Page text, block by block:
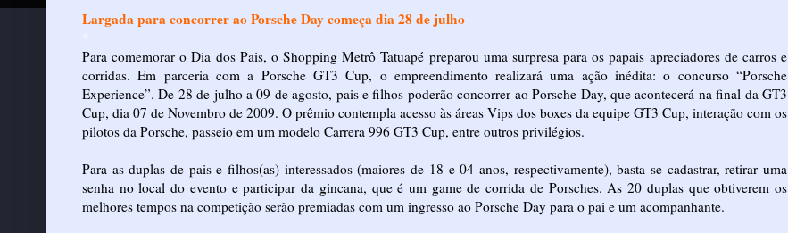
Largada para concorrer ao Porsche Day começa dia 28 de julho
Para comemorar o Dia dos Pais, o Shopping Metrô Tatuapé preparou uma surpresa para os papais apreciadores de carros e
corridas. Em parceria com a Porsche GT3 Cup, o empreendimento realizará uma ação inédita: o concurso “Porsche
Experience”. De 28 de julho a 09 de agosto, pais e filhos poderão concorrer ao Porsche Day, que acontecerá na final da GT3
Cup, dia 07 de Novembro de 2009. O prêmio contempla acesso às áreas Vips dos boxes da equipe GT3 Cup, interação com os
pilotos da Porsche, passeio em um modelo Carrera 996 GT3 Cup, entre outros privilégios.
Para as duplas de pais e filhos(as) interessados (maiores de 18 e 04 anos, respectivamente), basta se cadastrar, retirar uma
senha no local do evento e participar da gincana, que é um game de corrida de Porsches. As 20 duplas que obtiverem os
melhores tempos na competição serão premiadas com um ingresso ao Porsche Day para o pai e um acompanhante.